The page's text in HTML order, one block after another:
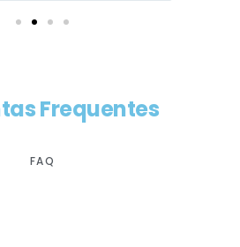
Frequentes
FAQ